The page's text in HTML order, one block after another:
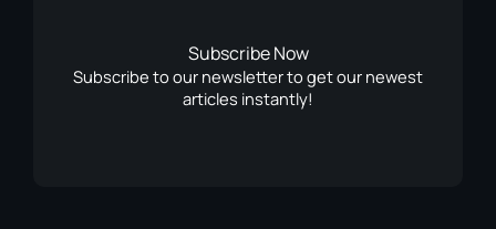
Subscribe Now
Subscribe to our newsletter to get our newest
articles instantly!